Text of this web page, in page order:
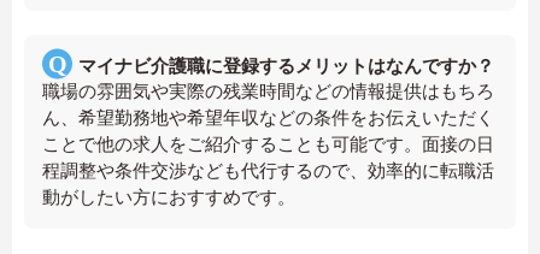
マイナビ介護職に登録するメリットはなんですか？
職場の雰囲気や実際の残業時間などの情報提供はもちろ
ん、希望勤務地や希望年収などの条件をお伝えいただく
ことで他の求人をご紹介することも可能です。面接の日
程調整や条件交渉なども代行するので、効率的に転職活
動がしたい方におすすめです。